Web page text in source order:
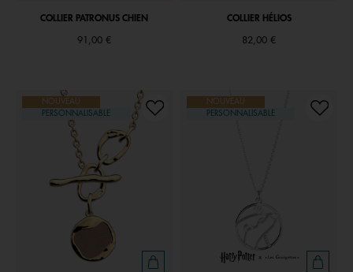
COLLIER PATRONUS CHIEN
91,00 €
COLLIER HÉLIOS
82,00 €
NOUVEAU
PERSONNALISABLE
NOUVEAU
PERSONNALISABLE